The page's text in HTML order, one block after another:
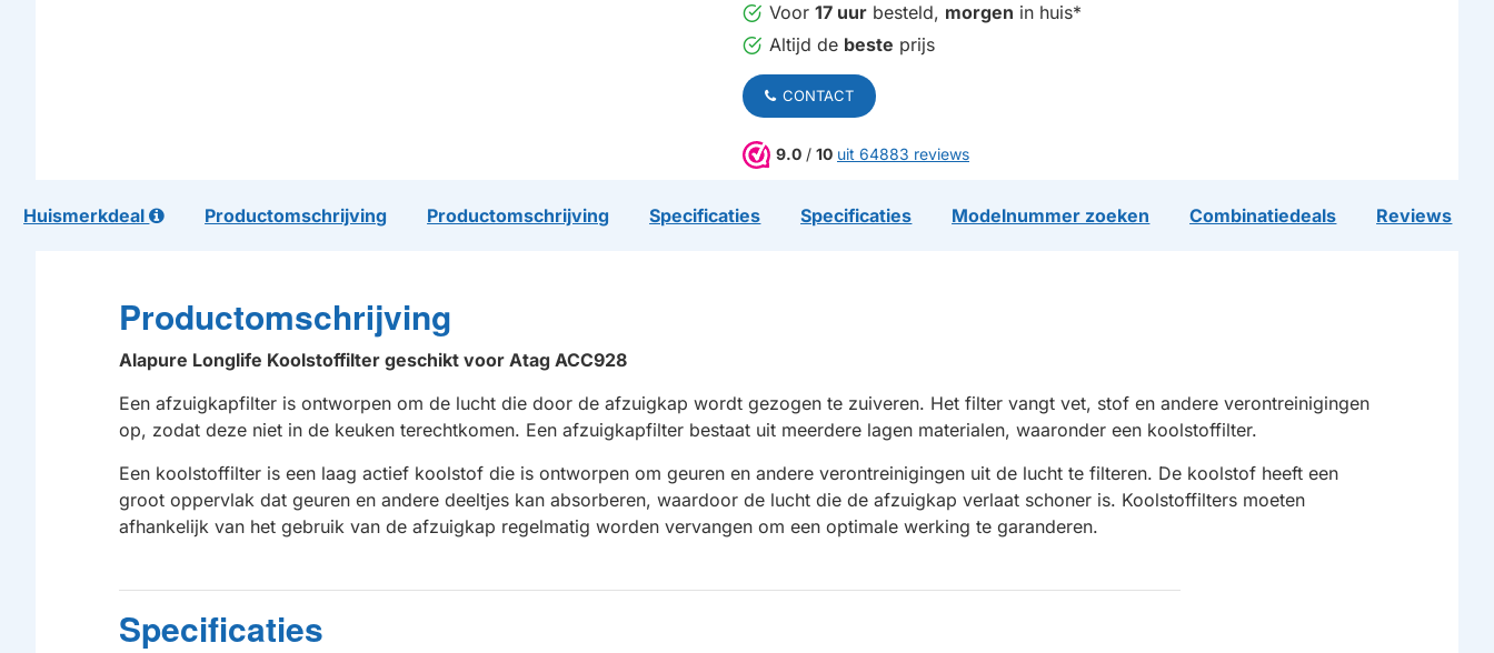
Voor 17 uur besteld, morgen in huis*
Altijd de beste prijs
CONTACT
9.0 / 10 uit 64883 reviews
Huismerkdeal Productomschrijving Productomschrijving Specificaties Specificaties Modelnummer zoeken Combinatiedeals Reviews
Productomschrijving
Alapure Longlife Koolstoffilter geschikt voor Atag ACC928
Een afzuigkapfilter is ontworpen om de lucht die door de afzuigkap wordt gezogen te zuiveren. Het filter vangt vet, stof en andere verontreinigingen
op, zodat deze niet in de keuken terechtkomen. Een afzuigkapfilter bestaat uit meerdere lagen materialen, waaronder een koolstoffilter.
Een koolstoffilter is een laag actief koolstof die is ontworpen om geuren en andere verontreinigingen uit de lucht te filteren. De koolstof heeft een
groot oppervlak dat geuren en andere deeltjes kan absorberen, waardoor de lucht die de afzuigkap verlaat schoner is. Koolstoffilters moeten
afhankelijk van het gebruik van de afzuigkap regelmatig worden vervangen om een optimale werking te garanderen.
Specificaties